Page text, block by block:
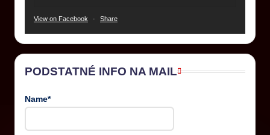
View on Facebook · Share
PODSTATNÉ INFO NA MAIL
Name*